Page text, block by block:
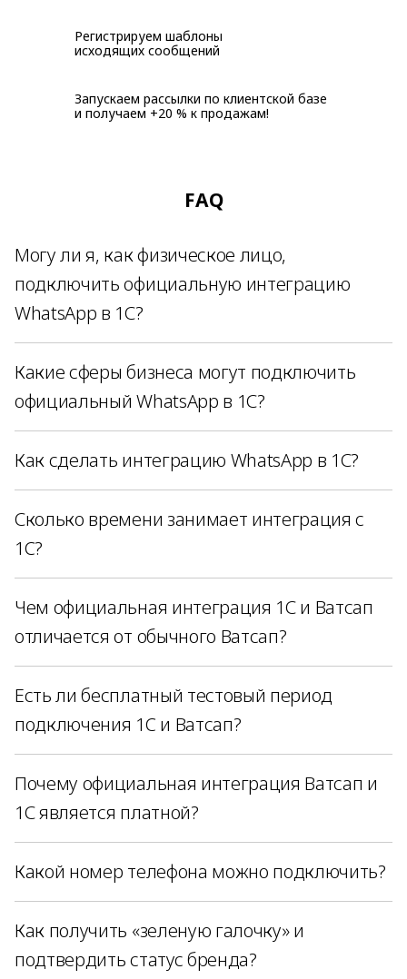
Регистрируем шаблоны
исходящих сообщений
Запускаем рассылки по клиентской базе
и получаем +20 % к продажам!
FAQ
Могу ли я, как физическое лицо,
подключить официальную интеграцию
WhatsApp в 1С?
Какие сферы бизнеса могут подключить
официальный WhatsApp в 1С?
Как сделать интеграцию WhatsApp в 1С?
Сколько времени занимает интеграция с
1C?
Чем официальная интеграция 1С и Ватсап
отличается от обычного Ватсап?
Есть ли бесплатный тестовый период
подключения 1C и Ватсап?
Почему официальная интеграция Ватсап и
1С является платной?
Какой номер телефона можно подключить?
Как получить «зеленую галочку» и
подтвердить статус бренда?